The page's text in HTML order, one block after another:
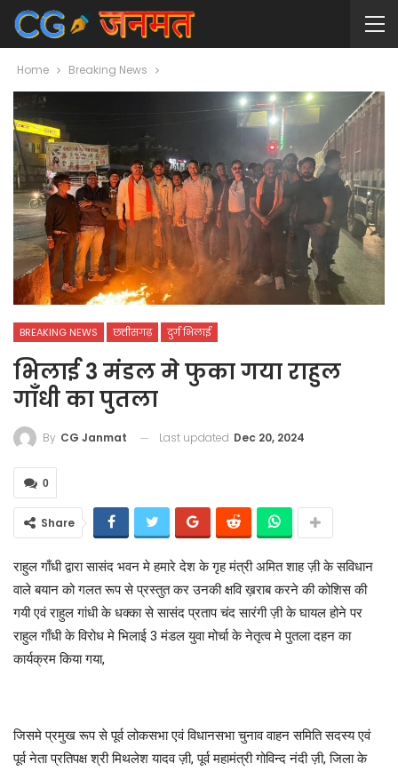
Home Breaking News
BREAKING NEWS छत्तीसगढ़ दुर्ग भिलाई
भिलाई 3 मंडल मे फुका गया राहुल
गाँधी का पुतला
By CG Janmat Last updated Dec 20, 2024
0
Share
राहुल गाँधी द्वारा सासंद भवन मे हमारे देश के गृह मंत्री अमित शाह ज़ी के सविधान
वाले बयान को गलत रूप से प्रस्तुत कर उनकी क्षवि ख़राब करने की कोशिस की
गयी एवं राहुल गांधी के धक्का से सासंद प्रताप चंद सारंगी ज़ी के घायल होने पर
राहुल गाँधी के विरोध मे भिलाई 3 मंडल युवा मोर्चा के नेतृत्व मे पुतला दहन का
कार्यक्रम किया गया,
जिसमे प्रमुख रूप से पूर्व लोकसभा एवं विधानसभा चुनाव वाहन समिति सदस्य एवं
पूर्व नेता प्रतिपक्ष श्री मिथलेश यादव ज़ी, पूर्व महामंत्री गोविन्द नंदी ज़ी, जिला के